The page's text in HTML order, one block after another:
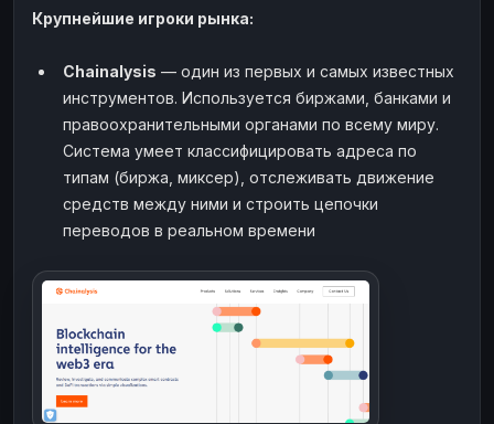
Крупнейшие игроки рынка:
Chainalysis — один из первых и самых известных
инструментов. Используется биржами, банками и
правоохранительными органами по всему миру.
Система умеет классифицировать адреса по
типам (биржа, миксер), отслеживать движение
средств между ними и строить цепочки
переводов в реальном времени